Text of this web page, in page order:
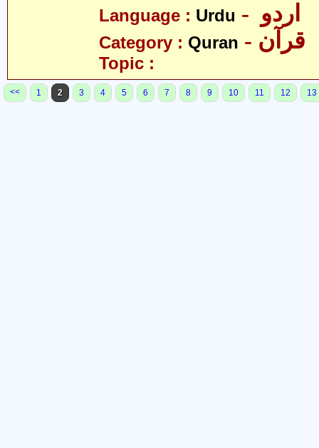
Language : Urdu
Category : Quran - قرآن
Topic :
<< 1 2 3 4 5 6 7 8 9 10 11 12 13